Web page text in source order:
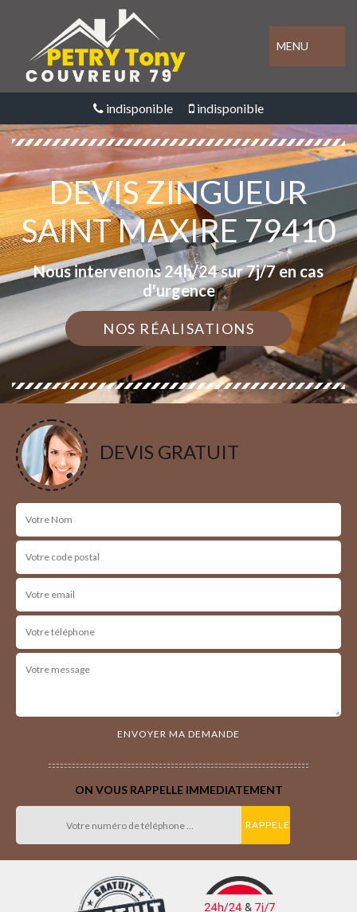
MENU
indisponible indisponible
DEVIS ZINGUEUR
SAINT MAXIRE 79410
Nous intervenons 24h/24 sur 7j/7 en cas
d'urgence
NOS RÉALISATIONS
DEVIS GRATUIT
ON VOUS RAPPELLE IMMEDIATEMENT